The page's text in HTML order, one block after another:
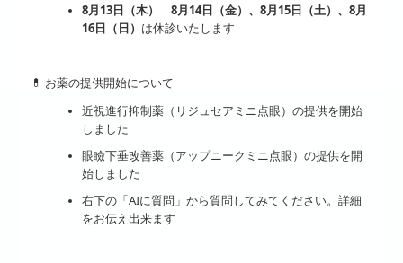
8月13日（木） 8月14日（金）、8月15日（土）、8月
16日（日） は休診いたします
💊 お薬の提供開始について
近視進行抑制薬（リジュセアミニ点眼）の提供を開始
しました
眼瞼下垂改善薬（アップニークミニ点眼）の提供を開
始しました
右下の「AIに質問」から質問してみてください。詳細
をお伝え出来ます